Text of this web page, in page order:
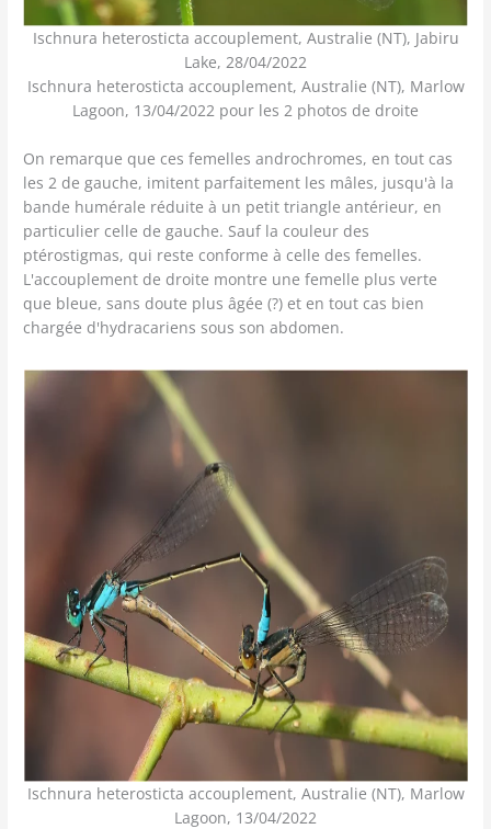
Ischnura heterosticta accouplement, Australie (NT), Jabiru
Lake, 28/04/2022
Ischnura heterosticta accouplement, Australie (NT), Marlow
Lagoon, 13/04/2022 pour les 2 photos de droite
On remarque que ces femelles androchromes, en tout cas
les 2 de gauche, imitent parfaitement les mâles, jusqu'à la
bande humérale réduite à un petit triangle antérieur, en
particulier celle de gauche. Sauf la couleur des
ptérostigmas, qui reste conforme à celle des femelles.
L'accouplement de droite montre une femelle plus verte
que bleue, sans doute plus âgée (?) et en tout cas bien
chargée d'hydracariens sous son abdomen.
Ischnura heterosticta accouplement, Australie (NT), Marlow
Lagoon, 13/04/2022